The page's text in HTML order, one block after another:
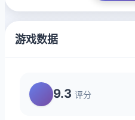
游戏数据
9.3 评分